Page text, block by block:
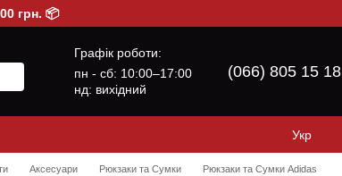
грн. 📦
Графік роботи:
пн - сб: 10:00–17:00
нд: вихідний
(066) 805 15 18
Укр
Аксесуари Рюкзаки та Сумки
Рюкзаки та Сумки Adidas